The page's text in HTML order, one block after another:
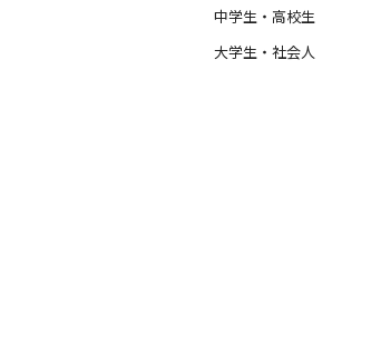
中学生・高校生
大学生・社会人